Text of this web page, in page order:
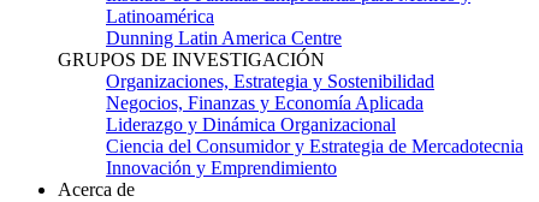
Latinoamérica
Dunning Latin America Centre
GRUPOS DE INVESTIGACIÓN
Organizaciones, Estrategia y Sostenibilidad
Negocios, Finanzas y Economía Aplicada
Liderazgo y Dinámica Organizacional
Ciencia del Consumidor y Estrategia de Mercadotecnia
Innovación y Emprendimiento
Acerca de